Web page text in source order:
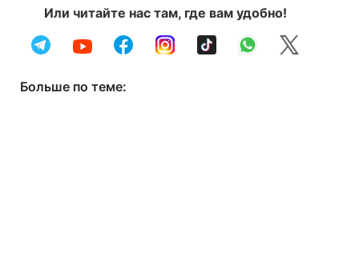
Или читайте нас там, где вам удобно!
Больше по теме: